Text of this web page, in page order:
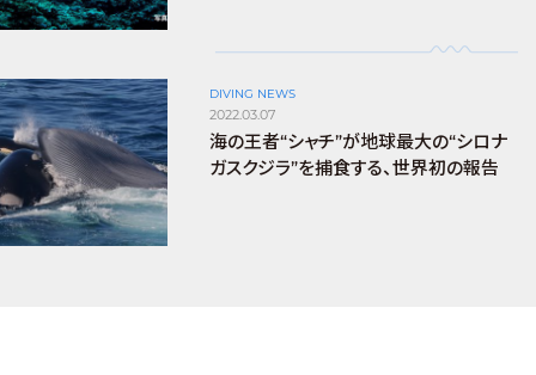
DIVING NEWS
2022.03.07
海の王者“シャチ”が地球最大の“シロナ
ガスクジラ”を捕食する、世界初の報告